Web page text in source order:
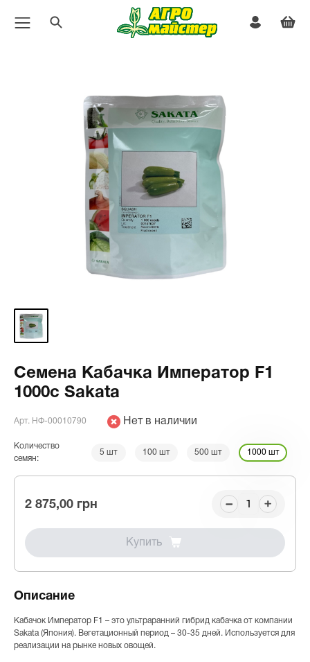
Семена Кабачка Император F1
1000с Sakata
Арт. НФ-00010790 Нет в наличии
Количество
семян:
5 шт 100 шт 500 шт 1000 шт
2 875,00 грн
Купить
Описание
Кабачок Император F1 – это ультраранний гибрид кабачка от компании
Sakata (Япония). Вегетационный период – 30-35 дней. Используется для
реализации на рынке новых овощей.